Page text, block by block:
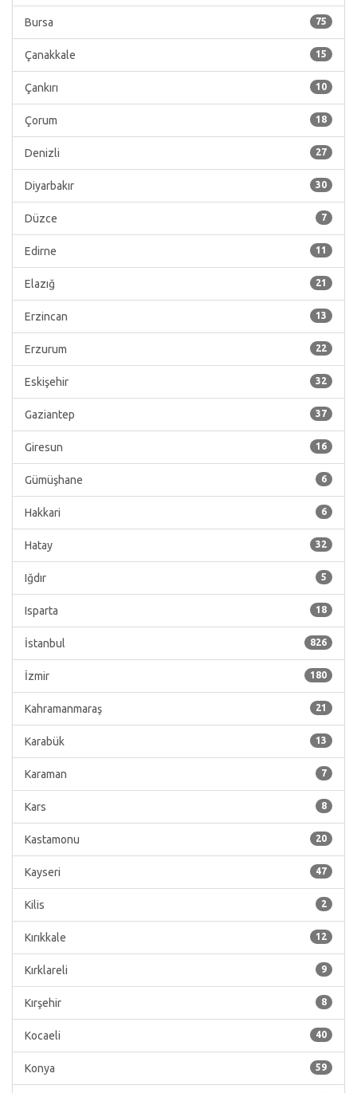
75
Bursa
15
Çanakkale
10
Çankırı
18
Çorum
27
Denizli
30
Diyarbakır
7
Düzce
11
Edirne
21
Elazığ
13
Erzincan
22
Erzurum
32
Eskişehir
37
Gaziantep
16
Giresun
6
Gümüşhane
6
Hakkari
32
Hatay
5
Iğdır
18
Isparta
826
İstanbul
180
İzmir
21
Kahramanmaraş
13
Karabük
7
Karaman
8
Kars
20
Kastamonu
47
Kayseri
2
Kilis
12
Kırıkkale
9
Kırklareli
8
Kırşehir
40
Kocaeli
59
Konya